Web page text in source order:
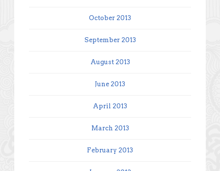
October 2013
September 2013
August 2013
June 2013
April 2013
March 2013
February 2013